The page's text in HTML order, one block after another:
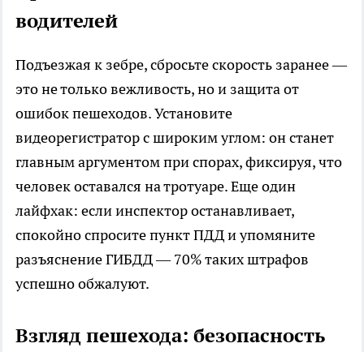
водителей
Подъезжая к зебре, сбросьте скорость заранее —
это не только вежливость, но и защита от
ошибок пешеходов. Установите
видеорегистратор с широким углом: он станет
главным аргументом при спорах, фиксируя, что
человек оставался на тротуаре. Еще один
лайфхак: если инспектор останавливает,
спокойно спросите пункт ПДД и упомяните
разъяснение ГИБДД — 70% таких штрафов
успешно обжалуют.​
Взгляд пешехода: безопасность